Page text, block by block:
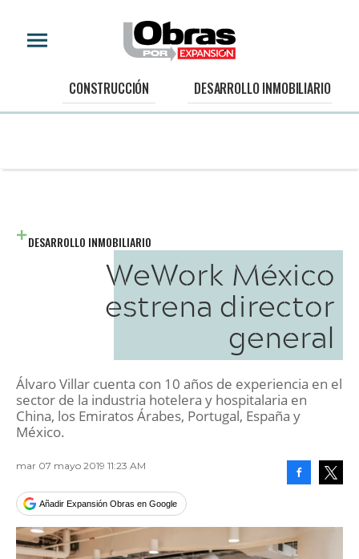
CONSTRUCCIÓN DESARROLLO INMOBILIARIO
DESARROLLO INMOBILIARIO
WeWork México
estrena director
general
Álvaro Villar cuenta con 10 años de experiencia en el
sector de la industria hotelera y hospitalaria en
China, los Emiratos Árabes, Portugal, España y
México.
mar 07 mayo 2019 11:23 AM
Añadir Expansión Obras en Google